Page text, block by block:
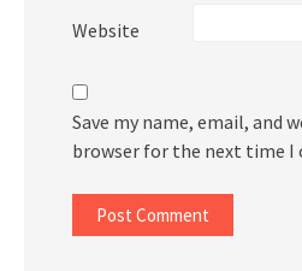
Website
Save my name, email, and
browser for the next time I